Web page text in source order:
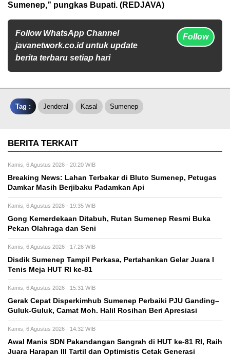
Sumenep,” pungkas Bupati. (REDJAVA)
Follow WhatsApp Channel
javanetwork.co.id untuk update
berita terbaru setiap hari
Follow
Tag : Jenderal Kasal Sumenep
BERITA TERKAIT
Kamis, 6 Agustus 2026 - 20:20 WIB
Breaking News: Lahan Terbakar di Bluto Sumenep, Petugas
Damkar Masih Berjibaku Padamkan Api
Kamis, 6 Agustus 2026 - 19:35 WIB
Gong Kemerdekaan Ditabuh, Rutan Sumenep Resmi Buka
Pekan Olahraga dan Seni
Kamis, 6 Agustus 2026 - 17:26 WIB
Disdik Sumenep Tampil Perkasa, Pertahankan Gelar Juara I
Tenis Meja HUT RI ke-81
Kamis, 6 Agustus 2026 - 15:31 WIB
Gerak Cepat Disperkimhub Sumenep Perbaiki PJU Ganding–
Guluk-Guluk, Camat Moh. Halil Rosihan Beri Apresiasi
Kamis, 6 Agustus 2026 - 14:32 WIB
Awal Manis SDN Pakandangan Sangrah di HUT ke-81 RI, Raih
Juara Harapan III Tartil dan Optimistis Cetak Generasi